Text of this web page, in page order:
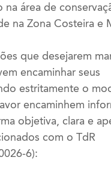
na área de
na Zona Costeira e
que desejarem
encaminhar seus
estritamente o
encaminhem
objetiva, clara e
com o TdR
6):